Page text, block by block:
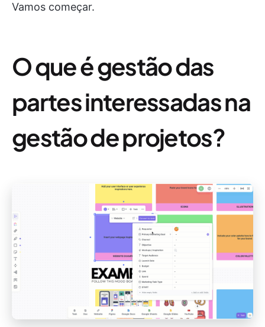
Vamos começar.
O que é gestão das
partes interessadas na
gestão de projetos?